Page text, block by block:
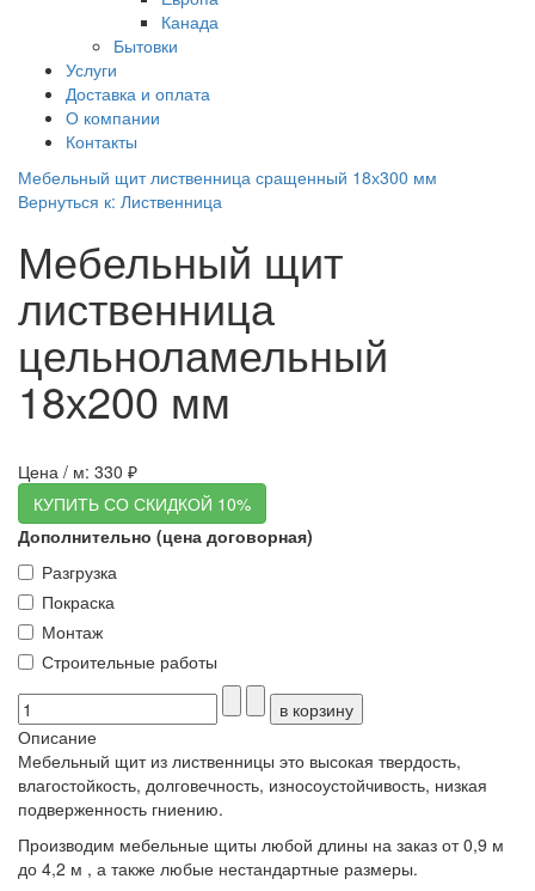
Канада
Бытовки
Услуги
Доставка и оплата
О компании
Контакты
Мебельный щит лиственница сращенный 18х300 мм
Вернуться к: Лиственница
Мебельный щит
лиственница
цельноламельный
18х200 мм
Цена / м: 330 ₽
КУПИТЬ СО СКИДКОЙ 10%
Дополнительно (цена договорная)
Разгрузка
Покраска
Монтаж
Строительные работы
Описание
Мебельный щит из лиственницы это высокая твердость,
влагостойкость, долговечность, износоустойчивость, низкая
подверженность гниению.
Производим мебельные щиты любой длины на заказ от 0,9 м
до 4,2 м , а также любые нестандартные размеры.